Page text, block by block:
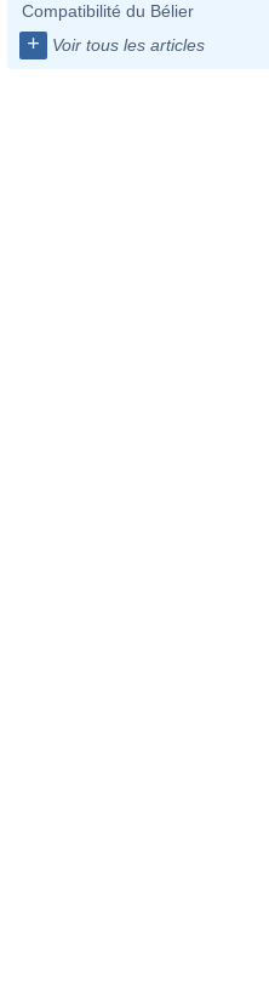
Compatibilité du Bélier
+ Voir tous les articles